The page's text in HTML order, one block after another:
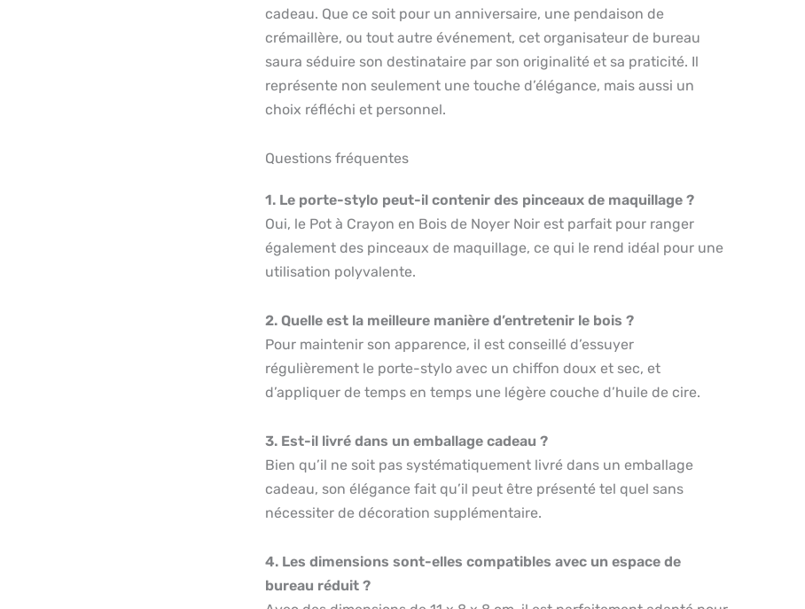
cadeau. Que ce soit pour un anniversaire, une pendaison de
crémaillère, ou tout autre événement, cet organisateur de bureau
saura séduire son destinataire par son originalité et sa praticité. Il
représente non seulement une touche d’élégance, mais aussi un
choix réfléchi et personnel.
Questions fréquentes
1. Le porte-stylo peut-il contenir des pinceaux de maquillage ?
Oui, le Pot à Crayon en Bois de Noyer Noir est parfait pour ranger
également des pinceaux de maquillage, ce qui le rend idéal pour une
utilisation polyvalente.
2. Quelle est la meilleure manière d’entretenir le bois ?
Pour maintenir son apparence, il est conseillé d’essuyer
régulièrement le porte-stylo avec un chiffon doux et sec, et
d’appliquer de temps en temps une légère couche d’huile de cire.
3. Est-il livré dans un emballage cadeau ?
Bien qu’il ne soit pas systématiquement livré dans un emballage
cadeau, son élégance fait qu’il peut être présenté tel quel sans
nécessiter de décoration supplémentaire.
4. Les dimensions sont-elles compatibles avec un espace de
bureau réduit ?